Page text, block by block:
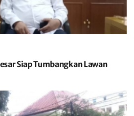
Siap Tumbangkan Lawan